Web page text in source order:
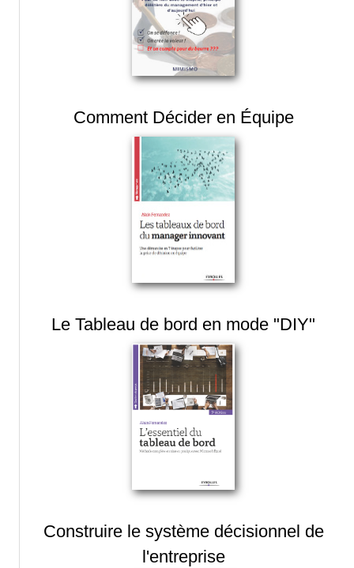
Comment Décider en Équipe
Le Tableau de bord en mode "DIY"
Construire le système décisionnel de
l'entreprise